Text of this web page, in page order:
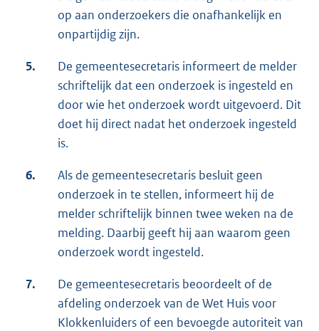
op aan onderzoekers die onafhankelijk en
onpartijdig zijn.
5.
De gemeentesecretaris informeert de melder
schriftelijk dat een onderzoek is ingesteld en
door wie het onderzoek wordt uitgevoerd. Dit
doet hij direct nadat het onderzoek ingesteld
is.
6.
Als de gemeentesecretaris besluit geen
onderzoek in te stellen, informeert hij de
melder schriftelijk binnen twee weken na de
melding. Daarbij geeft hij aan waarom geen
onderzoek wordt ingesteld.
7.
De gemeentesecretaris beoordeelt of de
afdeling onderzoek van de Wet Huis voor
Klokkenluiders of een bevoegde autoriteit van